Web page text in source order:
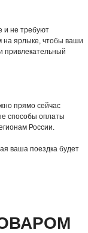
и не требуют
на ярлыке, чтобы ваши
привлекательный
прямо сейчас
способы оплаты
России.
ваша поездка будет